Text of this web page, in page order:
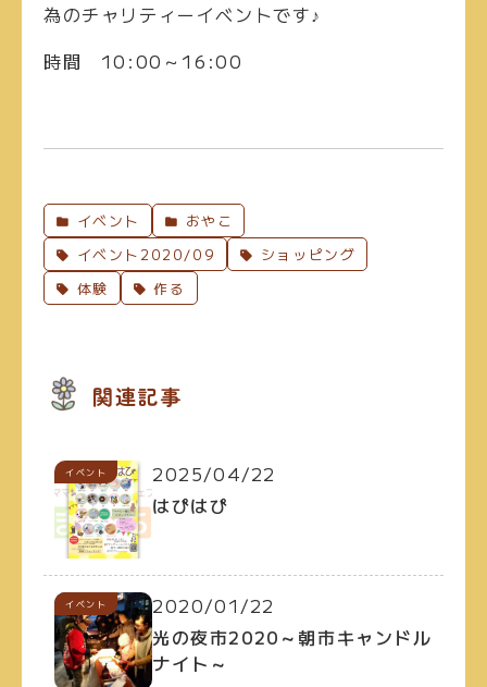
為のチャリティーイベントです♪
時間 10:00～16:00
イベント
おやこ
イベント2020/09
ショッピング
体験
作る
関連記事
イベント
2025/04/22
はぴはぴ
イベント
2020/01/22
光の夜市2020～朝市キャンドル
ナイト～